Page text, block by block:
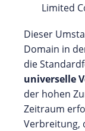
Limited
Dieser
Domain in
die
universelle
der hohen
Zeitraum
Verbreitung,